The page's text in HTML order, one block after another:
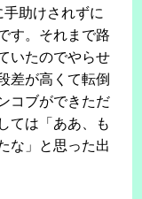
助けされずに
す。それまで路
いたのでやらせ
差が高くて転倒
コブができただ
ては「ああ、も
な」と思った出